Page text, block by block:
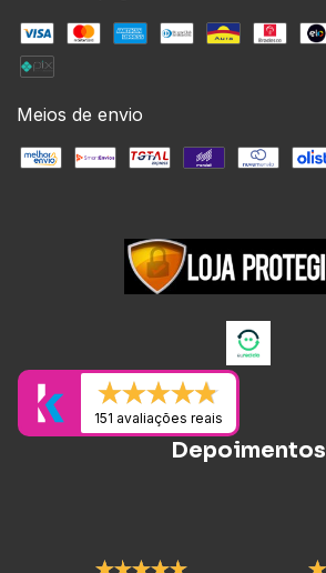
Meios de envio
151 avaliações reais
Depoimentos